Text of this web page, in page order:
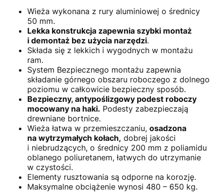
Wieża wykonana z rury aluminiowej o średnicy
50 mm.
Lekka konstrukcja zapewnia szybki montaż
i demontaż bez użycia narzędzi.
Składa się z lekkich i wygodnych w montażu
ram.
System Bezpiecznego montażu zapewnia
składanie górnego obszaru roboczego z dolnego
poziomu w całkowicie bezpieczny sposób.
Bezpieczny, antypoślizgowy podest roboczy
mocowany na haki. Podesty zabezpieczają
drewniane bortnice.
Wieża łatwa w przemieszczaniu, osadzona
na wytrzymałych kołach, dobrej jakości
i niebrudzących, o średnicy 200 mm z poliamidu
oblanego poliuretanem, łatwych do utrzymanie
w czystości.
Elementy rusztowania są odporne na korozję.
Maksymalne obciążenie wynosi 480 – 650 kg.